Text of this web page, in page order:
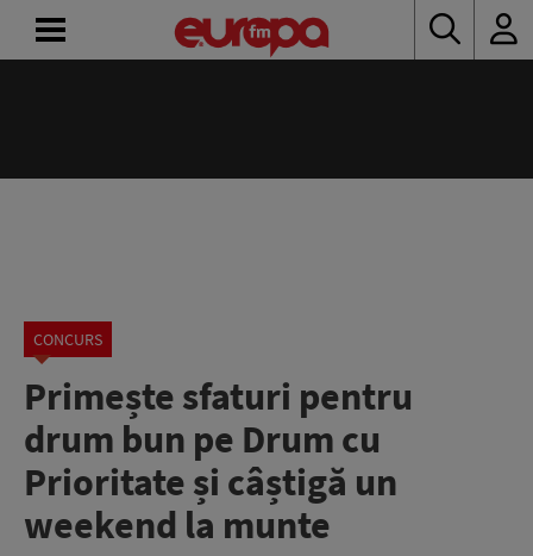
CONCURS
Primește sfaturi pentru
drum bun pe Drum cu
Prioritate și câștigă un
weekend la munte
PODCAST
ASCULTĂ
LIVE